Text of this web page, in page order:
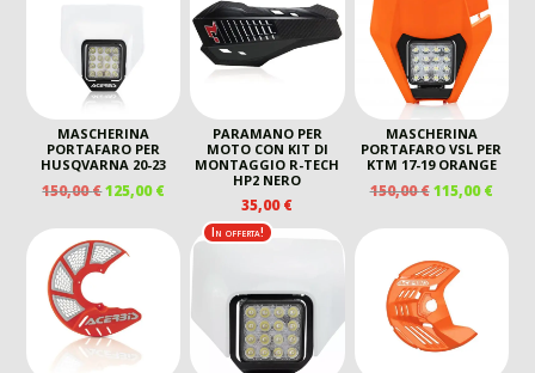
54,99 €.45,00 €.
54,99 €.45,00
MASCHERINA
PORTAFARO PER
HUSQVARNA 20-23
150,00€IL
ORIGINALE
ERA:
150,00 €.
125,00€IL
ATTUALE
PARAMANO PER
MOTO CON KIT DI
MONTAGGIO R-TECH
HP2 NERO
35,00€
MASCHERINA
PORTAFARO VSL PER
KTM 17-19 ORANGE
150,00€ IL
ORIGINALE
150,00 €.
115,00€IL
In offerta!